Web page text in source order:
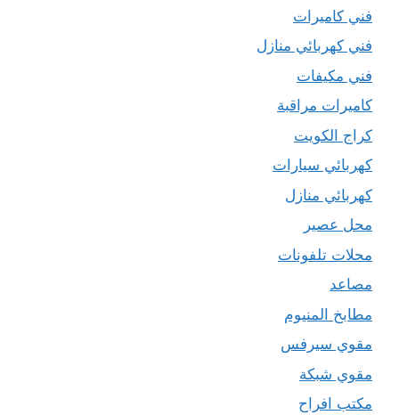
فني كاميرات
فني كهربائي منازل
فني مكيفات
كاميرات مراقبة
كراج الكويت
كهربائي سيارات
كهربائي منازل
محل عصير
محلات تلفونات
مصاعد
مطابخ المنيوم
مقوي سيرفس
مقوي شبكة
مكتب افراح